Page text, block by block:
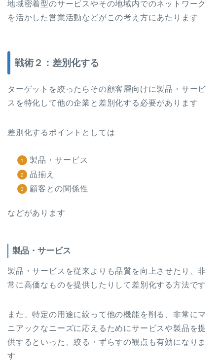
地域密着型のサービスやその地域内でのネットワーク
を活かした営業活動などがこの考え方にあたります
戦術２：差別化する
ターゲットを絞ったらその顧客層向けに製品・サービ
スを特化して他の企業と差別化する必要があります
差別化するポイントとしては
製品・サービス
品揃え
顧客との関係性
などがあります
製品・サービス
製品・サービスを従来よりも品質を向上させたり、非
常に高価なものを提供したりして差別化する方法です
また、特定の用途に絞って他の機能を削る、非常にマ
ニアックなニーズに応えるためにサービスや製品を提
供するといった、絞る・ずらすの観点も有効になりま
す